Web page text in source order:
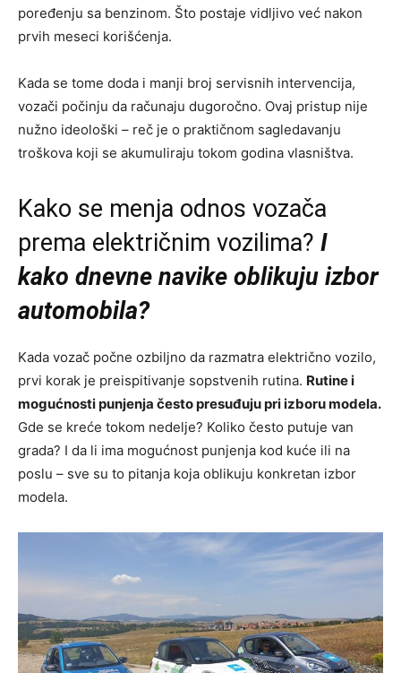
poređenju sa benzinom. Što postaje vidljivo već nakon
prvih meseci korišćenja.
Kada se tome doda i manji broj servisnih intervencija,
vozači počinju da računaju dugoročno. Ovaj pristup nije
nužno ideološki – reč je o praktičnom sagledavanju
troškova koji se akumuliraju tokom godina vlasništva.
Kako se menja odnos vozača
prema električnim vozilima? I
kako dnevne navike oblikuju izbor
automobila?
Kada vozač počne ozbiljno da razmatra električno vozilo,
prvi korak je preispitivanje sopstvenih rutina. Rutine i
mogućnosti punjenja često presuđuju pri izboru modela.
Gde se kreće tokom nedelje? Koliko često putuje van
grada? I da li ima mogućnost punjenja kod kuće ili na
poslu – sve su to pitanja koja oblikuju konkretan izbor
modela.